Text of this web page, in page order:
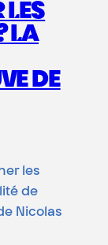
LES
LA
DE
les
de
Nicolas